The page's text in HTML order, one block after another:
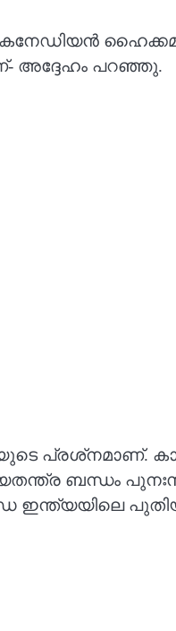
അദ്ദേഹം പറഞ്ഞു.
പ്രശ്‌നമാണ്.
ബന്ധം
ഇന്ത്യയിലെ പുതിയ